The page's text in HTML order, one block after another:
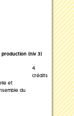
(niv 3)
4
crédits
et
du